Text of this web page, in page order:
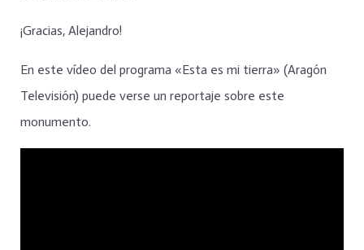
¡Gracias, Alejandro!
En este vídeo del programa «Esta es mi tierra» (Aragón
Televisión) puede verse un reportaje sobre este
monumento.